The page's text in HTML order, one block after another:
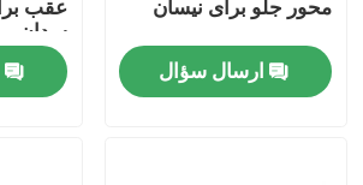
درباره ما
محور جلو برای نیسان
ارسال سؤال
سدان